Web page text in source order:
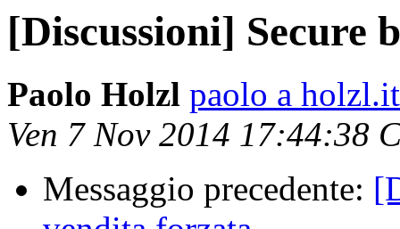
[Discussioni] Secure
Paolo Holzl paolo a holzl.it
Ven 7 Nov 2014 17:44:38
Messaggio precedente: